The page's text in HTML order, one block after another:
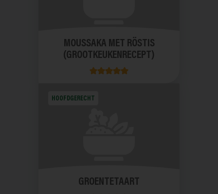
MOUSSAKA MET RÖSTIS
(GROOTKEUKENRECEPT)
HOOFDGERECHT
GROENTETAART